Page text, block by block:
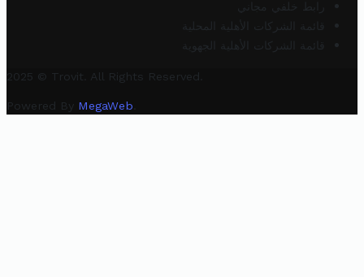
رابط خلفي مجاني
قائمة الشركات الأهلية المحلية
قائمة الشركات الأهلية الجهوية
2025 © Trovit. All Rights Reserved.
Powered By MegaWeb